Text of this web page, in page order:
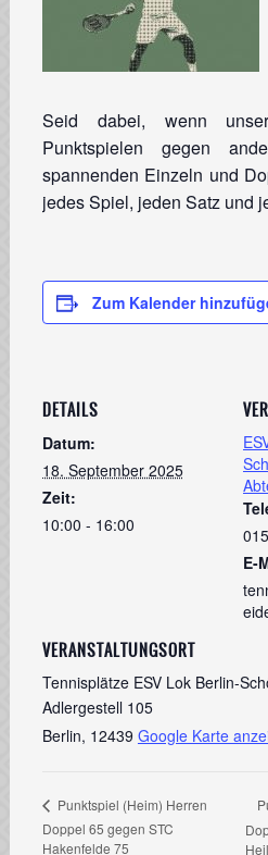
Seid dabei, wenn
Punktspielen gegen
spannenden Einzeln und
jedes Spiel, jeden Satz und
Zum Kalender
DETAILS
Datum:
18. September 2025
Zeit:
10:00 - 16:00
VERANSTALTUNGSORT
Tennisplätze ESV Lok Berlin-
Adlergestell 105
Berlin, 12439 Google Karte
E-
Punktspiel (Heim) Herren
Doppel 65 gegen STC
Hakenfelde 75